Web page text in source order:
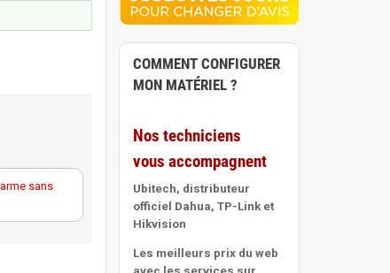
sans
COMMENT CONFIGURER
MON MATÉRIEL ?
Nos techniciens
vous accompagnent
Ubitech, distributeur
officiel Dahua, TP-Link et
Hikvision
Les meilleurs prix du web